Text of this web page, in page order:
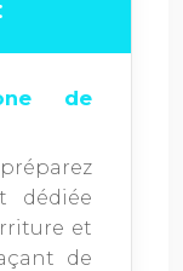
de
dédiée
et
de